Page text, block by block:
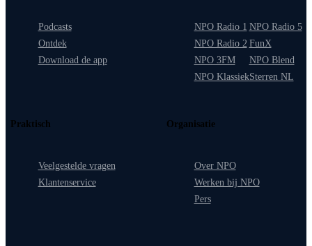
Podcasts
Ontdek
Download de app
NPO Radio 1
NPO Radio 2
NPO 3FM
NPO Klassiek
NPO Radio 5
FunX
NPO Blend
Sterren NL
Praktisch
Veelgestelde vragen
Klantenservice
Organisatie
Over NPO
Werken bij NPO
Pers